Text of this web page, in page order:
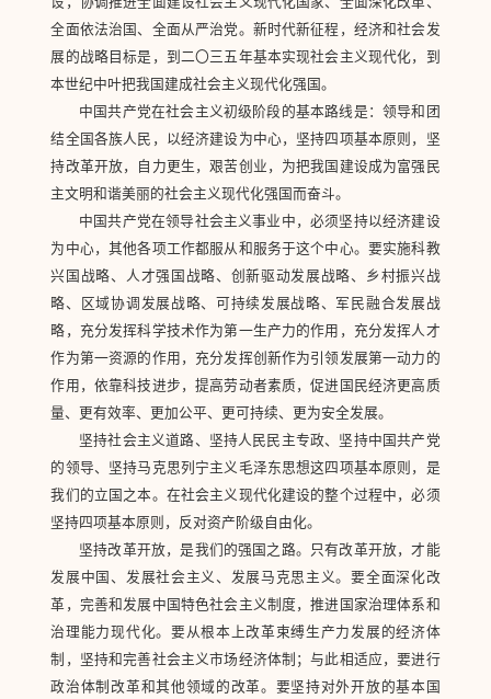
全面依法治国、全面从严治党。新时代新征程，经济和社会发
展的战略目标是，到二〇三五年基本实现社会主义现代化，到
本世纪中叶把我国建成社会主义现代化强国。
中国共产党在社会主义初级阶段的基本路线是：领导和团
结全国各族人民，以经济建设为中心，坚持四项基本原则，坚
持改革开放，自力更生，艰苦创业，为把我国建设成为富强民
主文明和谐美丽的社会主义现代化强国而奋斗。
中国共产党在领导社会主义事业中，必须坚持以经济建设
为中心，其他各项工作都服从和服务于这个中心。要实施科教
兴国战略、人才强国战略、创新驱动发展战略、乡村振兴战
略、区域协调发展战略、可持续发展战略、军民融合发展战
略，充分发挥科学技术作为第一生产力的作用，充分发挥人才
作为第一资源的作用，充分发挥创新作为引领发展第一动力的
作用，依靠科技进步，提高劳动者素质，促进国民经济更高质
量、更有效率、更加公平、更可持续、更为安全发展。
坚持社会主义道路、坚持人民民主专政、坚持中国共产党
的领导、坚持马克思列宁主义毛泽东思想这四项基本原则，是
我们的立国之本。在社会主义现代化建设的整个过程中，必须
坚持四项基本原则，反对资产阶级自由化。
坚持改革开放，是我们的强国之路。只有改革开放，才能
发展中国、发展社会主义、发展马克思主义。要全面深化改
革，完善和发展中国特色社会主义制度，推进国家治理体系和
治理能力现代化。要从根本上改革束缚生产力发展的经济体
制，坚持和完善社会主义市场经济体制；与此相适应，要进行
政治体制改革和其他领域的改革。要坚持对外开放的基本国